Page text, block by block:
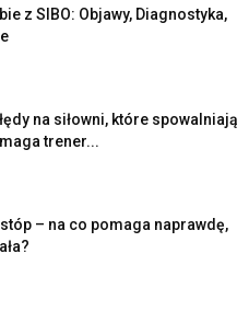
z SIBO: Objawy, Diagnostyka,
na siłowni, które spowalniają
trener...
– na co pomaga naprawdę,